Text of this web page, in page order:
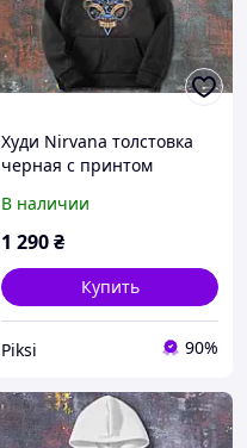
Худи Nirvana толстовка
черная с принтом
В наличии
1 290₴
Купить
Piksi 90%